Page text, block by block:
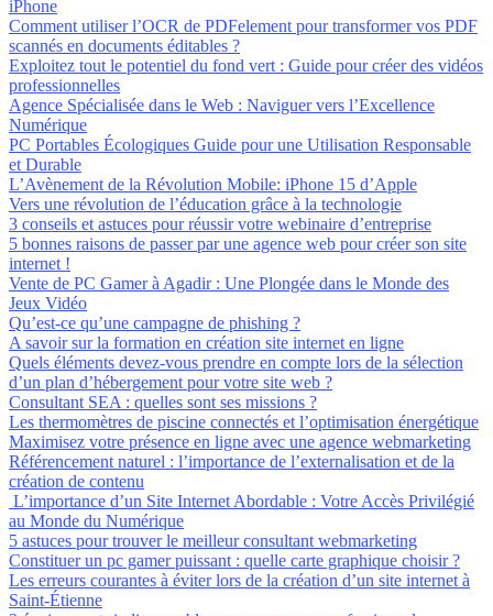
iPhone
Comment utiliser l’OCR de PDFelement pour transformer vos PDF
scannés en documents éditables ?
Exploitez tout le potentiel du fond vert : Guide pour créer des vidéos
professionnelles
Agence Spécialisée dans le Web : Naviguer vers l’Excellence
Numérique
PC Portables Écologiques Guide pour une Utilisation Responsable
et Durable
L’Avènement de la Révolution Mobile: iPhone 15 d’Apple
Vers une révolution de l’éducation grâce à la technologie
3 conseils et astuces pour réussir votre webinaire d’entreprise
5 bonnes raisons de passer par une agence web pour créer son site
internet !
Vente de PC Gamer à Agadir : Une Plongée dans le Monde des
Jeux Vidéo
Qu’est-ce qu’une campagne de phishing ?
A savoir sur la formation en création site internet en ligne
Quels éléments devez-vous prendre en compte lors de la sélection
d’un plan d’hébergement pour votre site web ?
Consultant SEA : quelles sont ses missions ?
Les thermomètres de piscine connectés et l’optimisation énergétique
Maximisez votre présence en ligne avec une agence webmarketing
Référencement naturel : l’importance de l’externalisation et de la
création de contenu
L’importance d’un Site Internet Abordable : Votre Accès Privilégié
au Monde du Numérique
5 astuces pour trouver le meilleur consultant webmarketing
Constituer un pc gamer puissant : quelle carte graphique choisir ?
Les erreurs courantes à éviter lors de la création d’un site internet à
Saint-Étienne